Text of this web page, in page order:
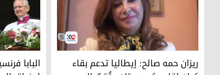
ممثلة حكومة إقليم كوردستان لدى إيطاليا ريزان حمه صالح
ريزان حمه صالح: إيطاليا تدعم بقاء البابا
البابا